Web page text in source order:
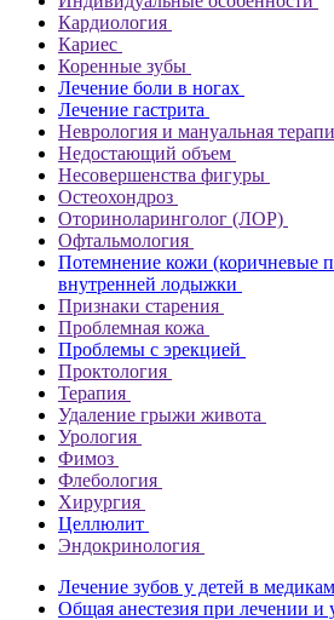
Кардиология
Кариес
Коренные зубы
Лечение боли в ногах
Лечение гастрита
Неврология и мануальная
Недостающий объем
Несовершенства фигуры
Остеохондроз
Оториноларинголог (ЛОР)
Офтальмология
Потемнение кожи (коричневые
внутренней лодыжки
Признаки старения
Проблемная кожа
Проблемы с эрекцией
Проктология
Терапия
Удаление грыжи живота
Урология
Фимоз
Флебология
Хирургия
Целлюлит
Эндокринология
Лечение зубов у детей в
Общая анестезия при лечении и